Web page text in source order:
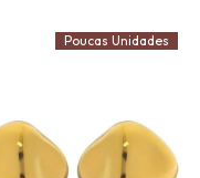
Poucas Unidades